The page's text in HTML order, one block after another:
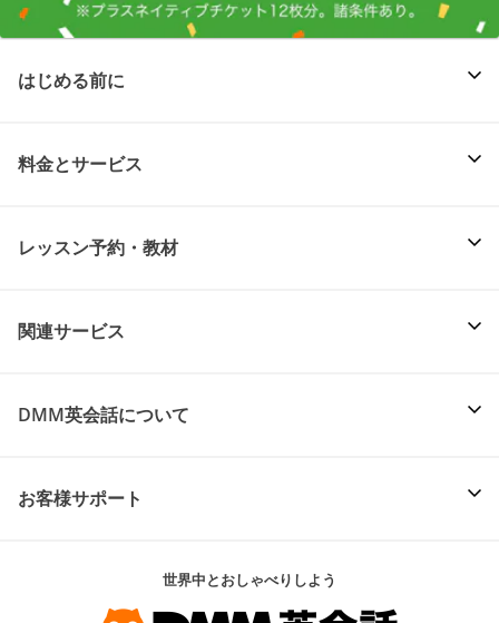
はじめる前に
料金とサービス
レッスン予約・教材
関連サービス
DMM英会話について
お客様サポート
世界中とおしゃべりしよう